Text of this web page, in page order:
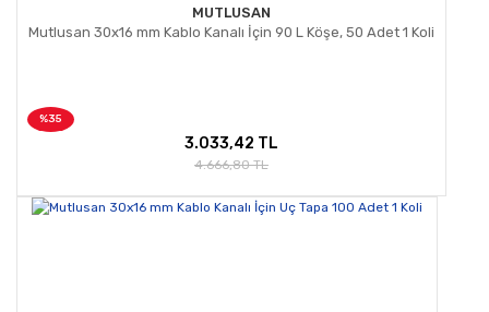
MUTLUSAN
Mutlusan 30x16 mm Kablo Kanalı İçin 90 L Köşe, 50 Adet 1 Koli
%35
3.033,42 TL
4.666,80 TL